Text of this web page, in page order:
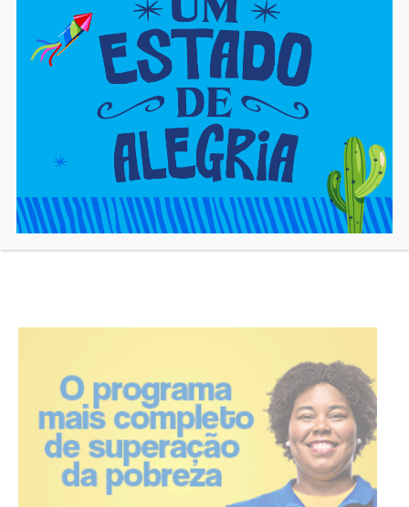
ofertadas pelo SIMM nesta
segunda-feira(16)
promessas não cumpridas,
moradores fazem mutirão
para recuperar campo
cjadm
https://cajaon.com.br